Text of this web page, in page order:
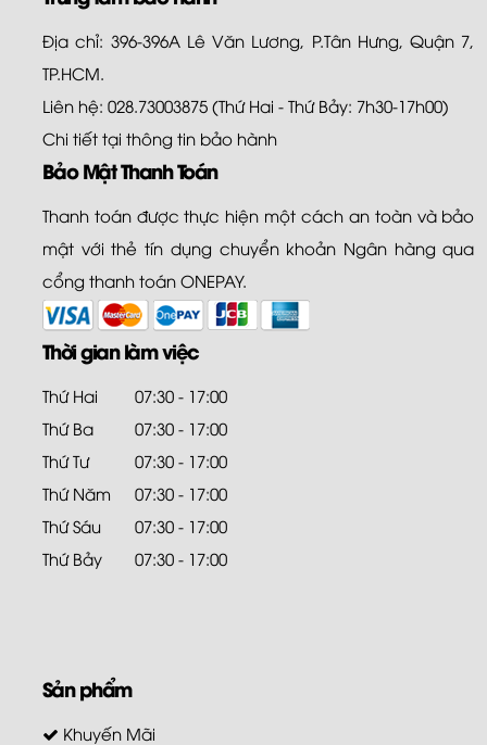
Địa chỉ: 396-396A Lê Văn Lương, P.Tân Hưng, Quận 7,
TP.HCM.
Liên hệ: 028.73003875 (Thứ Hai - Thứ Bảy: 7h30-17h00)
Chi tiết tại thông tin bảo hành
Bảo Mật Thanh Toán
Thanh toán được thực hiện một cách an toàn và bảo
mật với thẻ tín dụng chuyển khoản Ngân hàng qua
cổng thanh toán ONEPAY.
Thời gian làm việc
Thứ Hai
07:30 - 17:00
Thứ Ba
07:30 - 17:00
Thứ Tư
07:30 - 17:00
Thứ Năm
07:30 - 17:00
Thứ Sáu
07:30 - 17:00
Thứ Bảy
07:30 - 17:00
Sản phẩm
Khuyến Mãi